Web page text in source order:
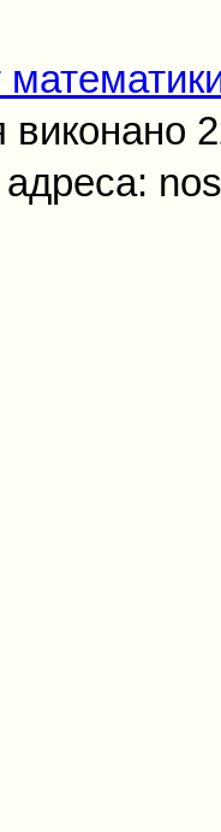
виконано
адреса: